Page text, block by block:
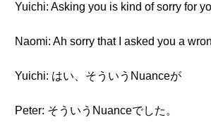
Yuichi: Asking you is kind of sorry for
Naomi: Ah sorry that I asked you a
Yuichi: はい、そういうNuanceが
Peter: そういうNuanceでした。